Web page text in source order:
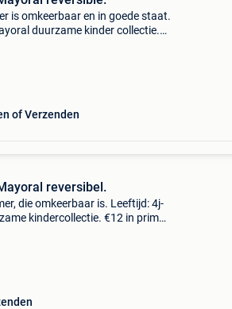
is omkeerbaar en in goede staat.
duurzame kinder collectie.
of Verzenden
reversibel.
die omkeerbaar is. Leeftijd: 4j-
kindercollectie. €12 in prima